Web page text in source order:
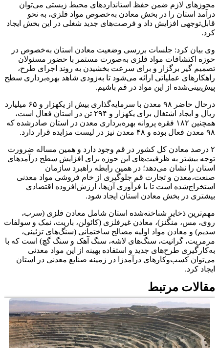
مجوزهای لازم ضمن حفظ استانداردهای محیط زیستی می‌توان
درآمد استان را در بخش معادن به‌خصوص مواد فلزی، به نحو
قابل‌توجهی افزایش داد و فرصت‌های جدید شغلی در این بخش ایجاد
کرد.
وی بیان کرد: جلسات بررسی وضعیت معادن استان به‌خصوص در
حوزه اکتشافات مواد فلزی به‌صورت مستمر با حضور مسئولان
تصمیم گیر برگزار و برای سرعت بخشیدن به روند اجرای طرح،‌
راهکارهای عملیاتی ارائه می‌شود تا به‌زودی شاهد بهره‌برداری سطح
پیش‌بینی‌شده از این مواد در قم باشیم.
درحال حاضر ۹۸ معدن با سرمایه‌گذاری بیش از یکهزار و ۶۵ میلیارد
ریال و ایجاد اشتغال برای یکهزار و ۲۹۴ تن در استان فعال است،‌
همچنین ۱۸۲ فقره پروانه بهره‌برداری معدن در استان صادرشده که
۹۸ معدن فعال بوده و ۴۸ معدن نیز در لیست مزایده قرار دارد.
۲ درصد معادن کل کشور در قم وجود دارد و همین مساله ضرورت
توجه بیشتر به ظرفیت‌های این حوزه برای افزایش سطح درآمدهای
استان را نشان می‌دهد؛ در همین رابطه راهبرد سازمان
صنعت،‌معدن و تجارت قم جلوگیری از خام فروشی مواد معدنی
استخراج‌شده است تا با فرآوری آن‌ها، ارزش‌افزوده اقتصادی
بیشتری در بخش معادن استان ایجاد شود.
‌مهم‌ترین ذخایر شناخته‌شده استان شامل معادن فلزی (سرب،
روی، مس، منگنز)، معادن غیرفلزی (کائولن، باریت، نمک و سولفات
سدیم) و معادن مواد اولیه مصالح ساختمانی (سنگ‌های تزئینی،
مرمریت، گرانیت، سنگ‌های لاشه، سنگ آهک و سنگ گچ) است که با
به‌کارگیری طرح‌های جدید و استفاده بهینه از این مواد معدنی
می‌توان کسب‌وکارهای درآمدزا در زمینه صنایع معدنی در استان
ایجاد کرد.
مقالات مرتبط